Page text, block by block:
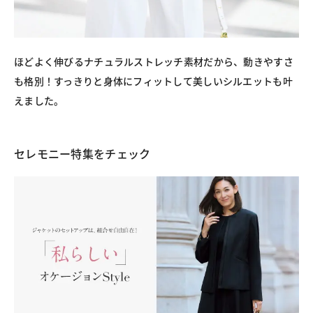
ほどよく伸びるナチュラルストレッチ素材だから、動きやすさ
も格別！すっきりと身体にフィットして美しいシルエットも叶
えました。
セレモニー特集をチェック